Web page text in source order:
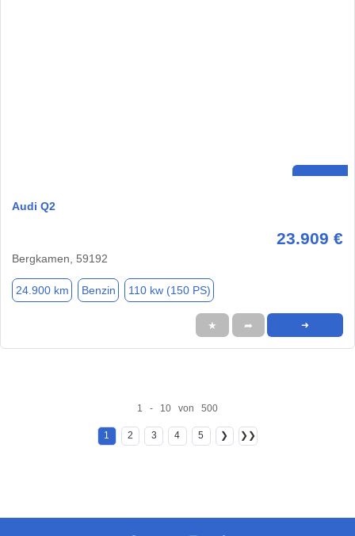
Audi Q2
23.909 €
Bergkamen, 59192
24.900 km Benzin 110 kw (150 PS)
★ ➦ ➜
1 - 10 von 500
1 2 3 4 5 ❯ ❯❯